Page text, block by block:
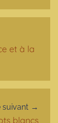
et à la
suivant
blancs